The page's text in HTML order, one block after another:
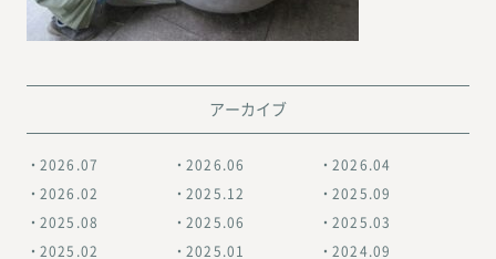
アーカイブ
2026.07 2026.06 2026.04
2026.02 2025.12 2025.09
2025.08 2025.06 2025.03
2025.02 2025.01 2024.09